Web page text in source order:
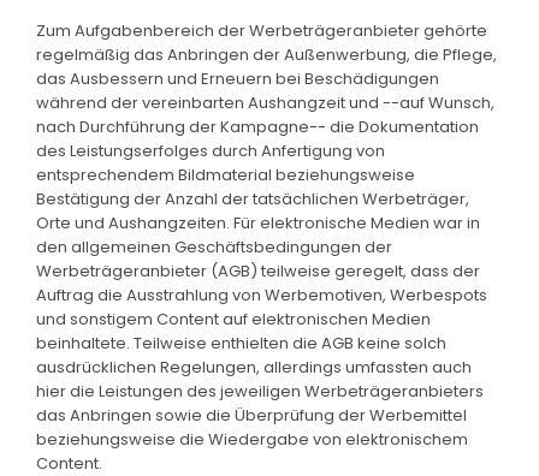
Zum Aufgabenbereich der Werbeträgeranbieter gehörte
regelmäßig das Anbringen der Außenwerbung, die Pflege,
das Ausbessern und Erneuern bei Beschädigungen
während der vereinbarten Aushangzeit und --auf Wunsch,
nach Durchführung der Kampagne-- die Dokumentation
des Leistungserfolges durch Anfertigung von
entsprechendem Bildmaterial beziehungsweise
Bestätigung der Anzahl der tatsächlichen Werbeträger,
Orte und Aushangzeiten. Für elektronische Medien war in
den allgemeinen Geschäftsbedingungen der
Werbeträgeranbieter (AGB) teilweise geregelt, dass der
Auftrag die Ausstrahlung von Werbemotiven, Werbespots
und sonstigem Content auf elektronischen Medien
beinhaltete. Teilweise enthielten die AGB keine solch
ausdrücklichen Regelungen, allerdings umfassten auch
hier die Leistungen des jeweiligen Werbeträgeranbieters
das Anbringen sowie die Überprüfung der Werbemittel
beziehungsweise die Wiedergabe von elektronischem
Content.